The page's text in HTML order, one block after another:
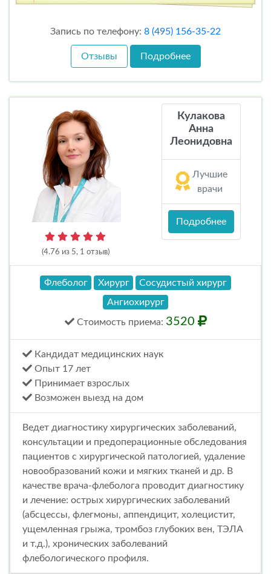
Запись по телефону: 8 (495) 156-35-22
Отзывы Подробнее
(4.76 из 5, 1 отзыв)
Кулакова
Анна
Леонидовна
Лучшие
врачи
Подробнее
Флеболог Хирург
Сосудистый хирург
Ангиохирург
Стоимость приема: 3520
Кандидат медицинских наук
Опыт 17 лет
Принимает взрослых
Возможен выезд на дом
Ведет диагностику хирургических заболеваний,
консультации и предоперационные обследования
пациентов с хирургической патологией, удаление
новообразований кожи и мягких тканей и др. В
качестве врача-флеболога проводит диагностику
и лечение: острых хирургических заболеваний
(абсцессы, флегмоны, аппендицит, холецистит,
ущемленная грыжа, тромбоз глубоких вен, ТЭЛА
и т.д.), хронических заболеваний
флебологического профиля.